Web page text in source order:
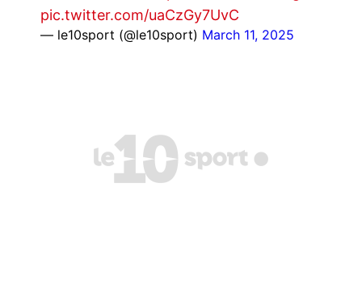
pic.twitter.com/uaCzGy7UvC
— le10sport (@le10sport) March 11, 2025